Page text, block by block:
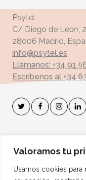
Valoramos tu
Usamos cookies para
Psytel
C/ Diego de Leon,
28006 Madrid,
info@psytel.es
Llámanos: +34 91
Escríbenos al +34